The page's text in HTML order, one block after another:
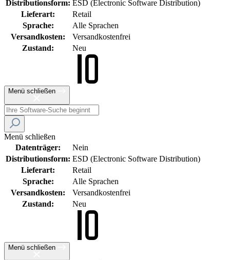
Distributionsform: ESD (Electronic Software Distribution)
Lieferart:
Retail
Sprache:
Alle Sprachen
Versandkosten:
Versandkostenfrei
Zustand:
Neu
Menü schließen
Menü schließen
Datenträger:
Nein
Distributionsform: ESD (Electronic Software Distribution)
Lieferart:
Retail
Sprache:
Alle Sprachen
Versandkosten:
Versandkostenfrei
Zustand:
Neu
Menü schließen